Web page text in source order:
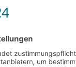
Centre als
[…]